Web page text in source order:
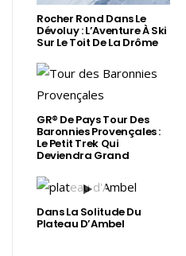
Rocher Rond Dans Le
Dévoluy : L’Aventure À Ski
Sur Le Toit De La Drôme
GR® De Pays Tour Des
Baronnies Provençales :
Le Petit Trek Qui
Deviendra Grand
Dans La Solitude Du
Plateau D’Ambel